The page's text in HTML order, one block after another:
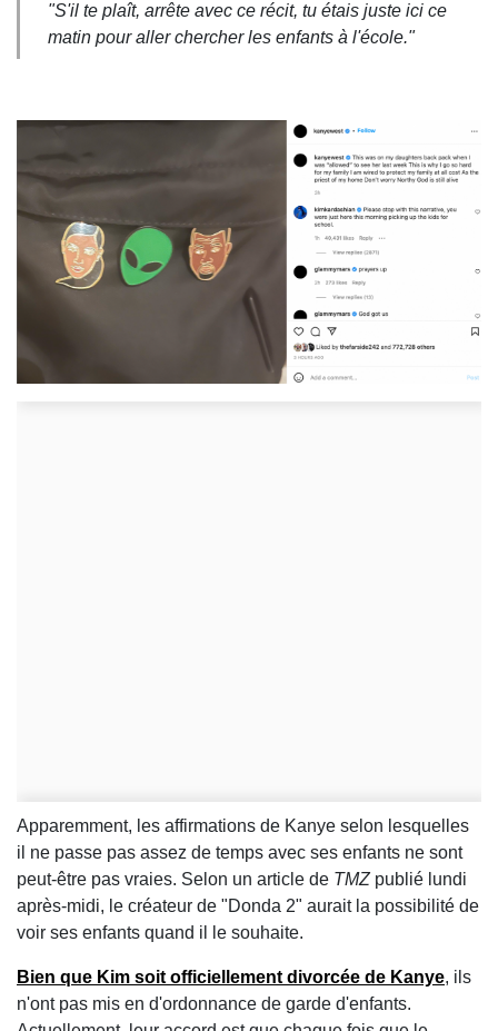
"S'il te plaît, arrête avec ce récit, tu étais juste ici ce
matin pour aller chercher les enfants à l'école."
Apparemment, les affirmations de Kanye selon lesquelles
il ne passe pas assez de temps avec ses enfants ne sont
peut-être pas vraies. Selon un article de TMZpublié lundi
après-midi, le créateur de "Donda 2" aurait la possibilité de
voir ses enfants quand il le souhaite.
Bien que Kim soit officiellement divorcée de Kanye, ils
n'ont pas mis en d'ordonnance de garde d'enfants.